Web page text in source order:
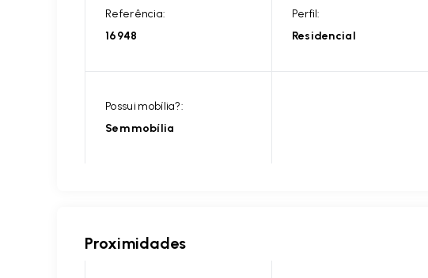
Referência:
16948
Perfil:
Residencial
Possui mobília?:
Sem mobília
Proximidades